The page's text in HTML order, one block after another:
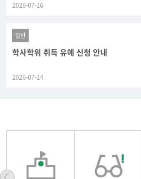
2026-07-16
일반
학사학위 취득 유예 신청 안내
2026-07-14